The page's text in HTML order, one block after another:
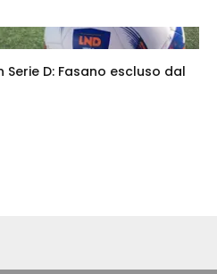
Serie D: Fasano escluso dal